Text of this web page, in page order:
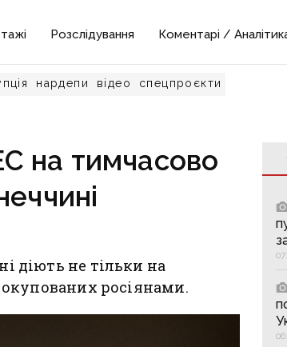
Розслідування Коментарі /
нардепи відео спецпроєкти
на тимчасово
діють не тільки на
росіянами.